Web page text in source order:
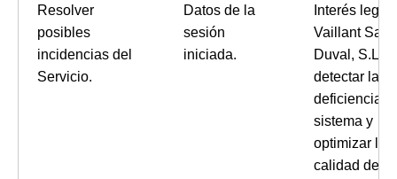
Resolver
posibles
incidencias del
Servicio.
Datos de la
sesión
iniciada.
Interés
Vaillant
Duval,
detectar las
deficiencias
sistema y
optimizar la
calidad del